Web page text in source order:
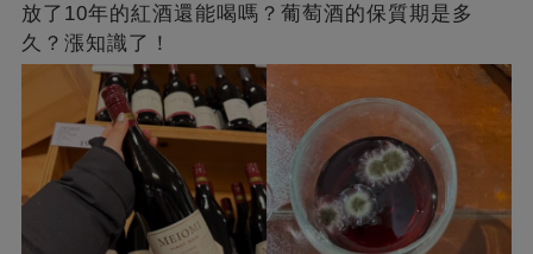
放了10年的紅酒還能喝嗎？葡萄酒的保質期是多
久？漲知識了！